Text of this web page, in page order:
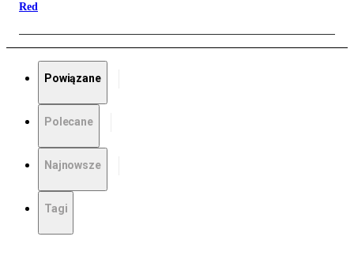
Red
Powiązane
Polecane
Najnowsze
Tagi